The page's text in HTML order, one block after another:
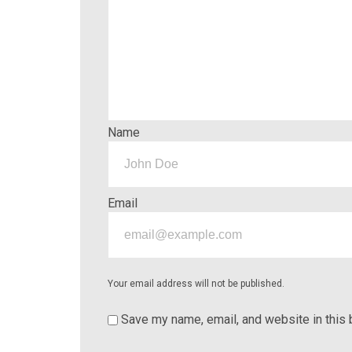
Name
Email
Your email address will not be published.
Save my name, email, and website in